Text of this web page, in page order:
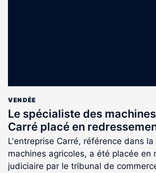
VENDÉE
Le spécialiste des
Carré placé en
L'entreprise Carré, référence dans
machines agricoles, a été placée en
judiciaire par le tribunal de